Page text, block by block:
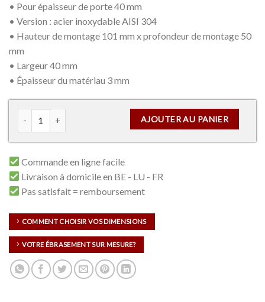
• Pour épaisseur de porte 40 mm
• Version : acier inoxydable AISI 304
• Hauteur de montage 101 mm x profondeur de montage 50
mm
• Largeur 40 mm
• Épaisseur du matériau 3 mm
AJOUTER AU PANIER
quantité de Poignée encastrable en acier inoxydable – FSB
Commande en ligne facile
Livraison à domicile en BE - LU - FR
Pas satisfait = remboursement
COMMENT CHOISIR VOS DIMENSIONS
VOTRE ÉBRASEMENT SUR MESURE?